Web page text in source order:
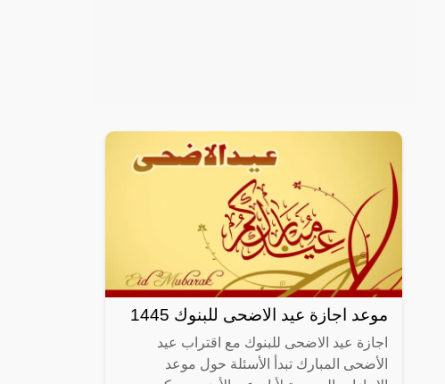
موعد اجازة عيد الاضحى للبنوك 1445
اجازة عيد الاضحى للبنوك مع اقتراب عيد
الأضحى المبارك تبدأ الأسئلة حول موعد